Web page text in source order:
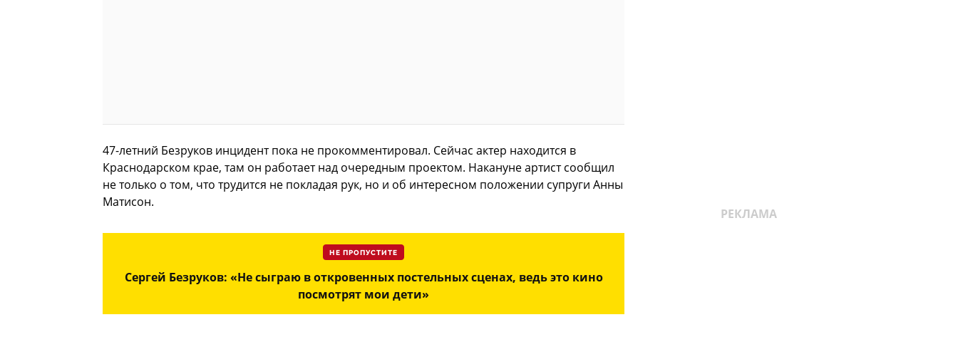
47-летний Безруков инцидент пока не прокомментировал. Сейчас актер находится в
Краснодарском крае, там он работает над очередным проектом. Накануне артист сообщил
не только о том, что трудится не покладая рук, но и об интересном положении супруги Анны
Матисон.
НЕ ПРОПУСТИТЕ
Сергей Безруков: «Не сыграю в откровенных постельных сценах, ведь это кино
посмотрят мои дети»